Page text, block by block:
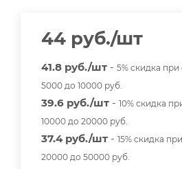
44 руб./шт
41.8 руб./шт - 5% скидка при
5000 до 10000 руб.
39.6 руб./шт - 10% скидка
10000 до 20000 руб.
37.4 руб./шт - 15% скидка
20000 до 50000 руб.